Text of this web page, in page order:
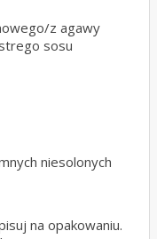
z agawy
sosu
niesolonych
na opakowaniu.